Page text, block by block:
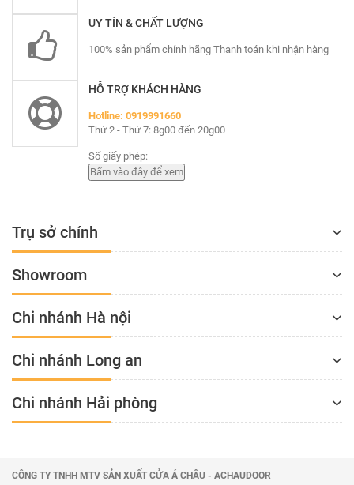
UY TÍN & CHẤT LƯỢNG
100% sản phẩm chính hãng Thanh toán khi nhận hàng
HỖ TRỢ KHÁCH HÀNG
Hotline: 0919991660
Thứ 2 - Thứ 7: 8g00 đến 20g00
Số giấy phép:
Trụ sở chính
Showroom
Chi nhánh Hà nội
Chi nhánh Long an
Chi nhánh Hải phòng
CÔNG TY TNHH MTV SẢN XUẤT CỬA Á CHÂU - ACHAUDOOR